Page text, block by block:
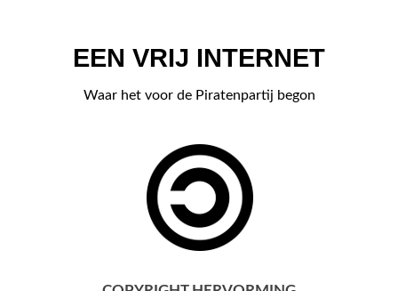
EEN VRIJ INTERNET
Waar het voor de Piratenpartij begon